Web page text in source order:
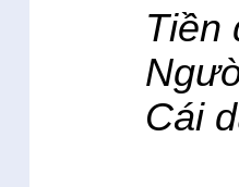
Tiền
Người
Cái